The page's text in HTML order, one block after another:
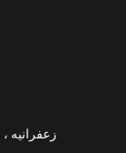
زعفرانیه